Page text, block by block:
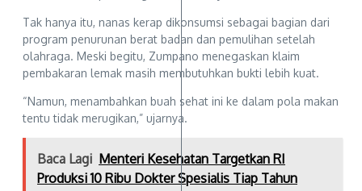
Tak hanya itu, nanas kerap dikonsumsi sebagai bagian dari
program penurunan berat badan dan pemulihan setelah
olahraga. Meski begitu, Zumpano menegaskan klaim
pembakaran lemak masih membutuhkan bukti lebih kuat.
“Namun, menambahkan buah sehat ini ke dalam pola makan
tentu tidak merugikan,” ujarnya.
Baca Lagi Menteri Kesehatan Targetkan RI
Produksi 10 Ribu Dokter Spesialis Tiap Tahun